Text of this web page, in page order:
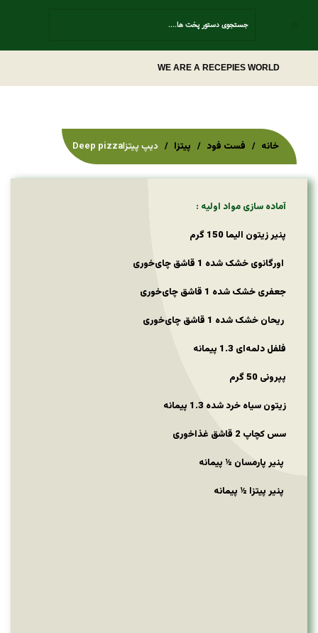
WE ARE A RECEPIES WORLD
خانه فست فود پیتزا دیپ پیتزاDeep pizza
آماده سازی مواد اولیه :
پنیر زیتون الیما 150 گرم
اورگانوی خشک شده 1 قاشق چای‌خوری
جعفری خشک شده 1 قاشق چای‌خوری
ریحان خشک شده 1 قاشق چای‌خوری
فلفل دلمه‌ای 1.3 پیمانه
پپرونی 50 گرم
زیتون سیاه خرد شده 1.3 پیمانه
سس کچاپ 2 قاشق غذاخوری
پنیر پارمسان ½ پیمانه
پنیر پیتزا ½ پیمانه